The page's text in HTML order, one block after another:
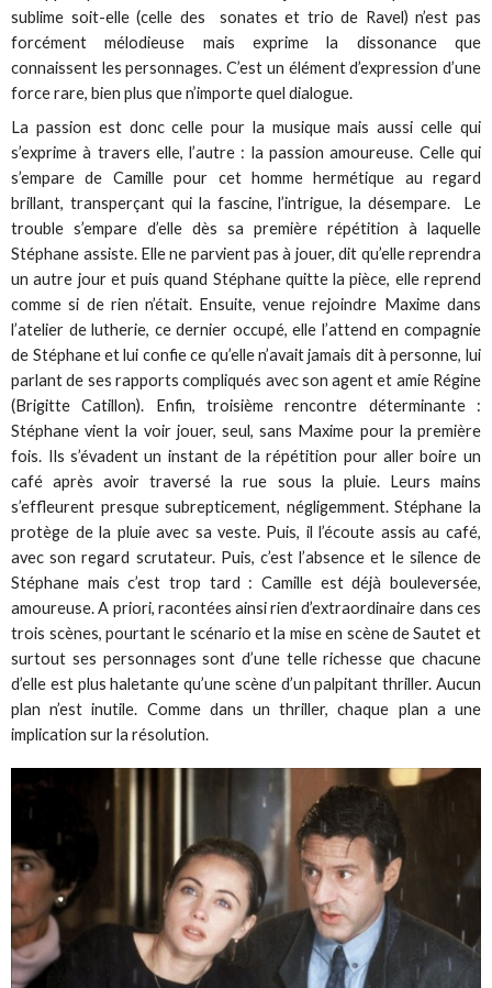
sublime soit-elle (celle des sonates et trio de Ravel) n’est pas
forcément mélodieuse mais exprime la dissonance que
connaissent les personnages. C’est un élément d’expression d’une
force rare, bien plus que n’importe quel dialogue.
La passion est donc celle pour la musique mais aussi celle qui
s’exprime à travers elle, l’autre : la passion amoureuse. Celle qui
s’empare de Camille pour cet homme hermétique au regard
brillant, transperçant qui la fascine, l’intrigue, la désempare. Le
trouble s’empare d’elle dès sa première répétition à laquelle
Stéphane assiste. Elle ne parvient pas à jouer, dit qu’elle reprendra
un autre jour et puis quand Stéphane quitte la pièce, elle reprend
comme si de rien n’était. Ensuite, venue rejoindre Maxime dans
l’atelier de lutherie, ce dernier occupé, elle l’attend en compagnie
de Stéphane et lui confie ce qu’elle n’avait jamais dit à personne, lui
parlant de ses rapports compliqués avec son agent et amie Régine
(Brigitte Catillon). Enfin, troisième rencontre déterminante :
Stéphane vient la voir jouer, seul, sans Maxime pour la première
fois. Ils s’évadent un instant de la répétition pour aller boire un
café après avoir traversé la rue sous la pluie. Leurs mains
s’effleurent presque subrepticement, négligemment. Stéphane la
protège de la pluie avec sa veste. Puis, il l’écoute assis au café,
avec son regard scrutateur. Puis, c’est l’absence et le silence de
Stéphane mais c’est trop tard : Camille est déjà bouleversée,
amoureuse. A priori, racontées ainsi rien d’extraordinaire dans ces
trois scènes, pourtant le scénario et la mise en scène de Sautet et
surtout ses personnages sont d’une telle richesse que chacune
d’elle est plus haletante qu’une scène d’un palpitant thriller. Aucun
plan n’est inutile. Comme dans un thriller, chaque plan a une
implication sur la résolution.